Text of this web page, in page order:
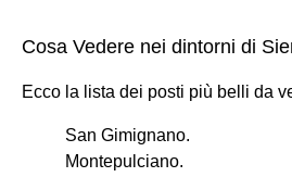
Cosa Vedere nei dintorni di
Ecco la lista dei posti più belli da
San Gimignano.
Montepulciano.